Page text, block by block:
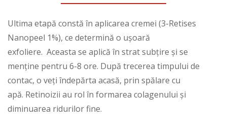
Ultima etapă constă în aplicarea cremei (3-Retises
Nanopeel 1%), ce determină o ușoară
exfoliere. Aceasta se aplică în strat subțire și se
menține pentru 6-8 ore. După trecerea timpului de
contac, o veți îndepărta acasă, prin spălare cu
apă. Retinoizii au rol în formarea colagenului și
diminuarea ridurilor fine.